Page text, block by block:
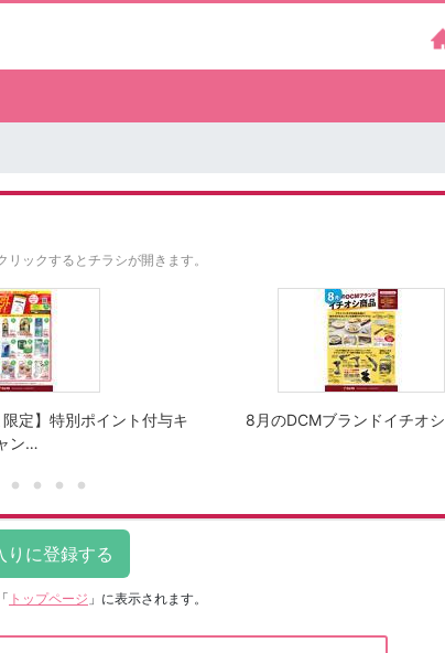
リックするとチラシが開きます。
限定】特別ポイント付与キ
ン…
8月のDCMブランドイチオ
「 トップページ 」に表示されます。